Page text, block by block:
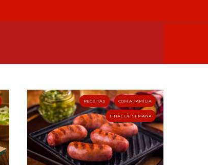
RECEITAS COM A FAMÍLIA
FINAL DE SEMANA